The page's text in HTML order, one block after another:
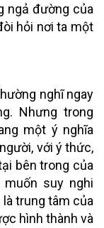
ngả đường của
hỏi nơi ta một
nghĩ ngay
Nhưng trong
một ý nghĩa
với ý thức,
bên trong của
suy nghi
trung tâm của
hình thành và